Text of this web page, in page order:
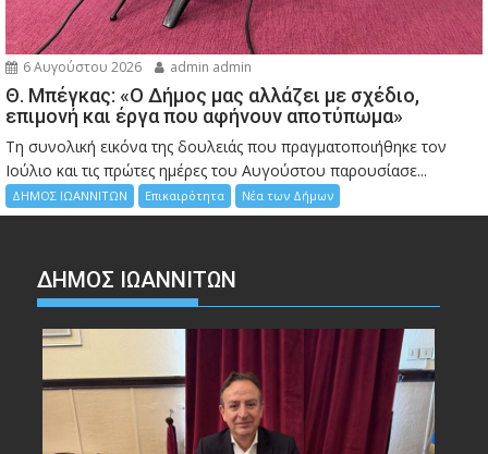
6 Αυγούστου 2026 admin admin
Θ. Μπέγκας: «Ο Δήμος μας αλλάζει με σχέδιο,
επιμονή και έργα που αφήνουν αποτύπωμα»
Τη συνολική εικόνα της δουλειάς που πραγματοποιήθηκε τον
Ιούλιο και τις πρώτες ημέρες του Αυγούστου παρουσίασε...
ΔΗΜΟΣ ΙΩΑΝΝΙΤΩΝ Επικαιρότητα Νέα των Δήμων
ΔΗΜΟΣ ΙΩΑΝΝΙΤΩΝ